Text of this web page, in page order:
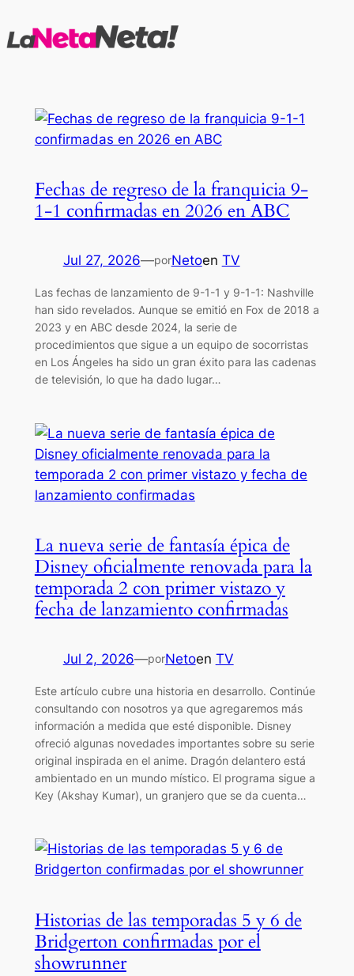
al
Fechas de regreso de la franquicia 9-
1-1 confirmadas en 2026 en ABC
Jul 27, 2026—porNetoen TV
Las fechas de lanzamiento de 9-1-1 y 9-1-1: Nashville
han sido revelados. Aunque se emitió en Fox de 2018 a
2023 y en ABC desde 2024, la serie de
procedimientos que sigue a un equipo de socorristas
en Los Ángeles ha sido un gran éxito para las cadenas
de televisión, lo que ha dado lugar…
La nueva serie de fantasía épica de
Disney oficialmente renovada para la
temporada 2 con primer vistazo y
fecha de lanzamiento confirmadas
Jul 2, 2026—porNetoen TV
Este artículo cubre una historia en desarrollo. Continúe
consultando con nosotros ya que agregaremos más
información a medida que esté disponible. Disney
ofreció algunas novedades importantes sobre su serie
original inspirada en el anime. Dragón delantero está
ambientado en un mundo místico. El programa sigue a
Key (Akshay Kumar), un granjero que se da cuenta…
Historias de las temporadas 5 y 6 de
Bridgerton confirmadas por el
showrunner